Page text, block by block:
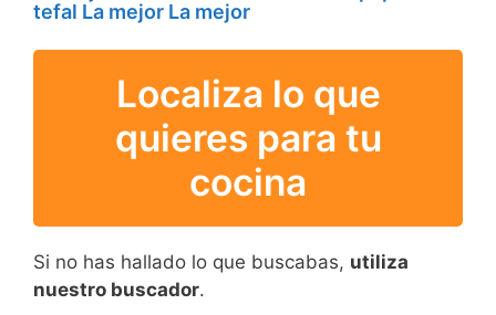
tefal La mejor La mejor
Localiza lo que
quieres para tu
cocina
Si no has hallado lo que buscabas, utiliza
nuestro buscador.